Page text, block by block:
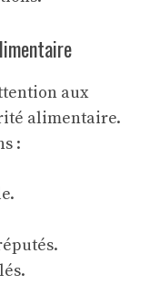
aux
alimentaire.
: